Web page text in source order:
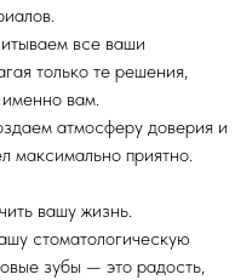
все ваши
только те решения,
именно вам.
атмосферу доверия и
максимально приятно.
вашу жизнь.
стоматологическую
зубы — это радость,